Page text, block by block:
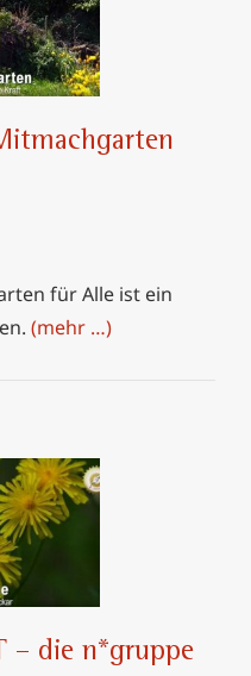
–
für
für Alle ist ein
(mehr …)
die
– die n*gruppe